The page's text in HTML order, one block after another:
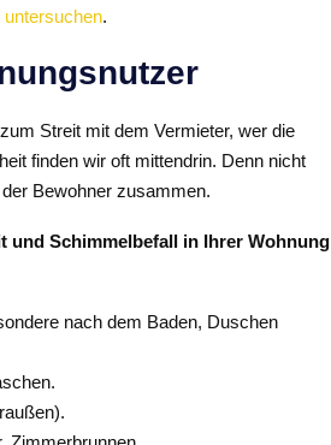
untersuchen.
Streit mit dem Vermieter, wer die
finden wir oft mittendrin. Denn nicht
Bewohner zusammen.
und Schimmelbefall in Ihrer Wohnung
nach dem Baden, Duschen